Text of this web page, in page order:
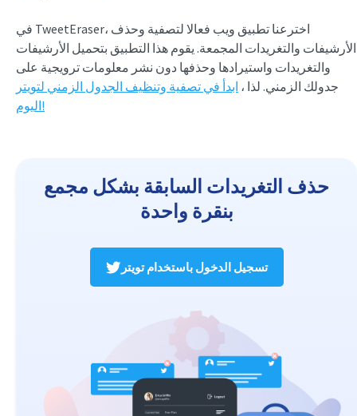
في TweetEraser، اخترعنا تطبيق ويب فعالا لتصفية وحذف
الأرشيفات والتغريدات المجمعة. يقوم هذا التطبيق بتحميل الأرشيفات
والتغريدات واستيرادها وحذفها دون نشر معلومات ترويجية على
جدولك الزمني. لذا ، ابدأ في تصفية وتنظيف الجدول الزمني لتويتر
اليوم!
حذف التغريدات السابقة بشكل مجمع
بنقرة واحدة
تسجيل الدخول باستخدام تويتر